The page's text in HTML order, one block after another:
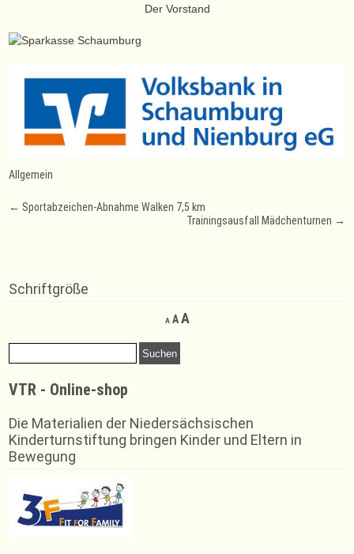
Der Vorstand
Allgemein
Post
← Sportabzeichen-Abnahme Walken 7,5 km
Trainingsausfall Mädchenturnen →
Schriftgröße
A
Decrease
font
AReset
size.
AIncrease
Suchen
nach:
VTR - Online-shop
Die Materialien der Niedersächsischen
Kinderturnstiftung bringen Kinder und Eltern in
Bewegung